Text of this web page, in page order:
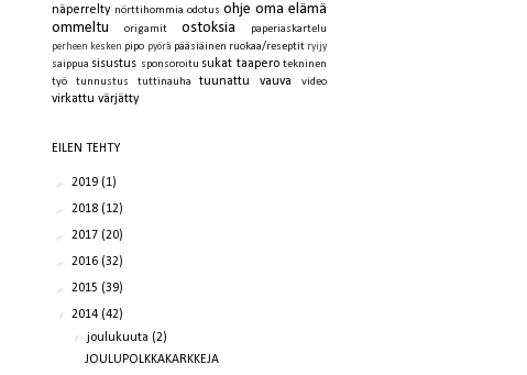
näperrelty nörttihommia odotus ohje oma elämä
ommeltu
origamit ostoksia paperiaskartelu
perheen kesken pipo pyörä pääsiäinen ruokaa/reseptit ryijy
saippua sisustus sponsoroitu sukat taapero tekninen
työ
tunnustus tuttinauha tuunattu vauva video
virkattu värjätty
EILEN TEHTY
► 2019 (1)
► 2018 (12)
► 2017 (20)
► 2016 (32)
► 2015 (39)
▼ 2014 (42)
▼joulukuuta (2)
JOULUPOLKKAKARKKEJA